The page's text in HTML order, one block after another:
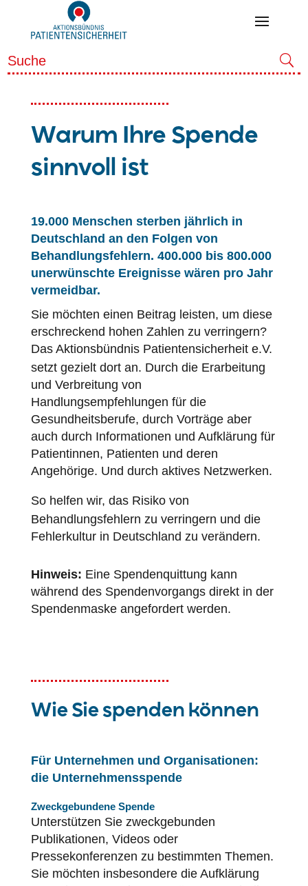
Warum Ihre Spende
sinnvoll ist
19.000 Menschen sterben jährlich in
Deutschland an den Folgen von
Behandlungsfehlern. 400.000 bis 800.000
unerwünschte Ereignisse wären pro Jahr
vermeidbar.​
Sie möchten einen Beitrag leisten, um diese
erschreckend hohen Zahlen zu verringern?
Das Aktionsbündnis Patientensicherheite.V.
setzt gezielt dort an. Durch die Erarbeitung
und Verbreitung von
Handlungsempfehlungen für die
Gesundheitsberufe, durch Vorträge aber
auch durch Informationen und Aufklärung für
Patientinnen, Patienten und deren
Angehörige. Und durch aktives Netzwerken.
So helfen wir, das Risikovon
Behandlungsfehlern zu verringern und die
Fehlerkultur in Deutschland zu verändern.
Hinweis: Eine Spendenquittung kann
während des Spendenvorgangs direkt in der
Spendenmaske angefordert werden.
Wie Sie spenden können
Für Unternehmen und Organisationen:
die Unternehmensspende
Zweckgebundene Spende
Unterstützen Sie zweckgebunden
Publikationen, Videos oder
Pressekonferenzen zu bestimmten Themen.
Sie möchten insbesondere die Aufklärung